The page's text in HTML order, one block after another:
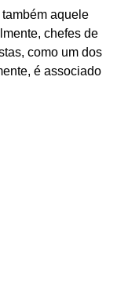
aquele
chefes de
como um dos
é associado